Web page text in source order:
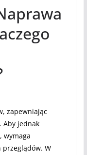
zapewniając
Aby jednak
wymaga
W